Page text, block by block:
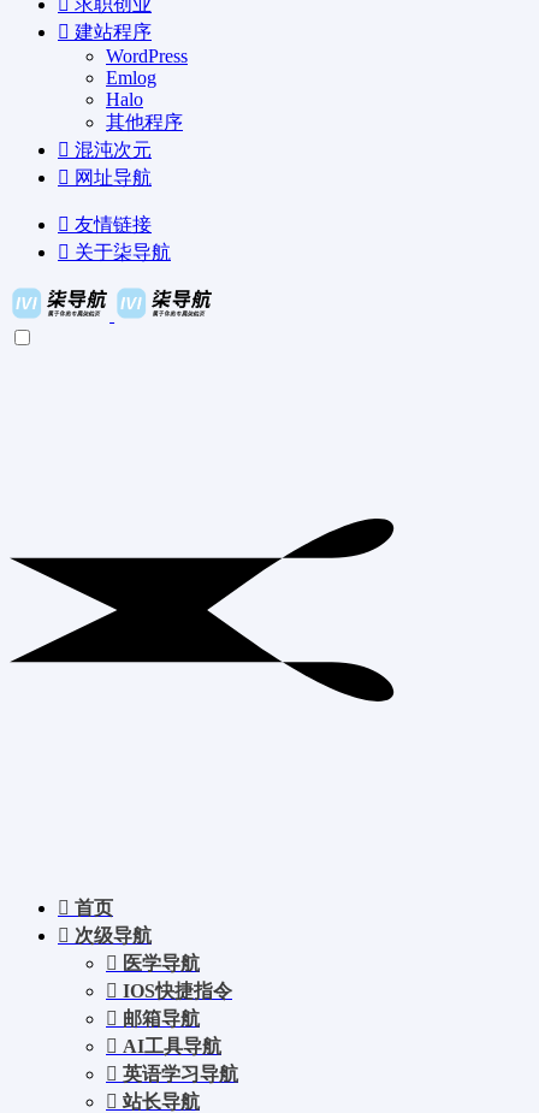
求职创业
建站程序
WordPress
Emlog
Halo
其他程序
混沌次元
网址导航
友情链接
关于柒导航
首页
次级导航
医学导航
IOS快捷指令
邮箱导航
AI工具导航
英语学习导航
站长导航